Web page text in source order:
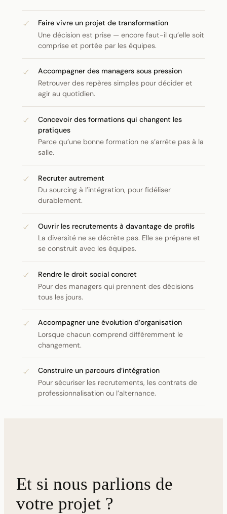
Faire vivre un projet de transformation
Une décision est prise — encore faut-il qu’elle soit
comprise et portée par les équipes.
Accompagner des managers sous pression
Retrouver des repères simples pour décider et
agir au quotidien.
Concevoir des formations qui changent les
pratiques
Parce qu’une bonne formation ne s’arrête pas à la
salle.
Recruter autrement
Du sourcing à l’intégration, pour fidéliser
durablement.
Ouvrir les recrutements à davantage de profils
La diversité ne se décrète pas. Elle se prépare et
se construit avec les équipes.
Rendre le droit social concret
Pour des managers qui prennent des décisions
tous les jours.
Accompagner une évolution d’organisation
Lorsque chacun comprend différemment le
changement.
Construire un parcours d’intégration
Pour sécuriser les recrutements, les contrats de
professionnalisation ou l’alternance.
Et si nous parlions de
votre projet ?